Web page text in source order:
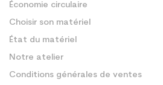
Économie circulaire
Choisir son matériel
État du matériel
Notre atelier
Conditions générales de ventes